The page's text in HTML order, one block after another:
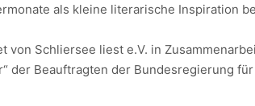
als kleine literarische Inspiration
von Schliersee liest e.V. in
der Beauftragten der Bundesregierung